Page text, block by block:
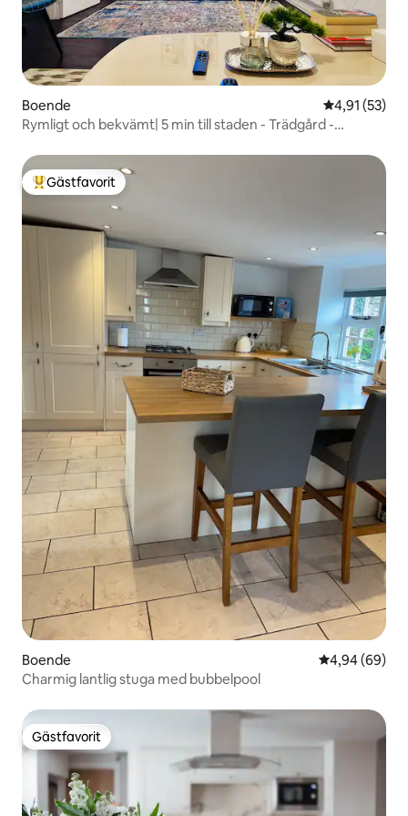
Boende 4,91 av 5 i
4,91 (53)
Rymligt och bekvämt| 5 min till staden - Trädgård -
Populär gästfavorit
Gästfavorit
Boende 4,94 av 5 i
4,94 (69)
Charmig lantlig stuga med bubbelpool
Gästfavorit
Gästfavorit